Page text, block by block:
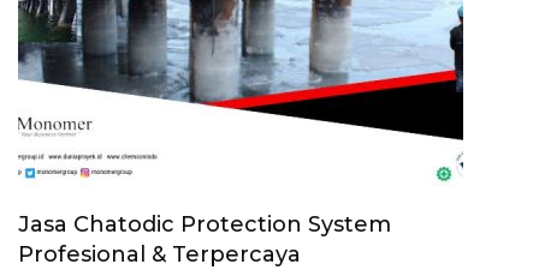
Jasa Chatodic Protection System
Profesional & Terpercaya